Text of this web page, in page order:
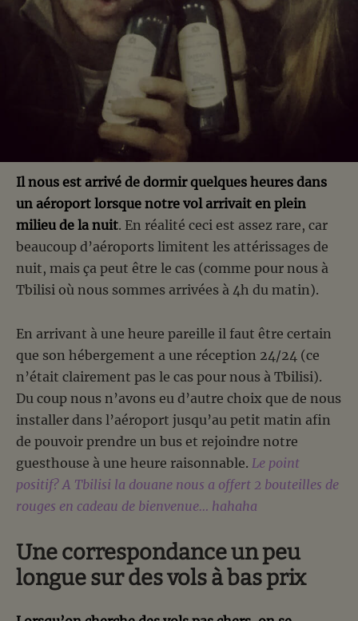
Il nous est arrivé de dormir quelques heures dans
un aéroport lorsque notre vol arrivait en plein
milieu de la nuit. En réalité ceci est assez rare, car
beaucoup d’aéroports limitent les attérissages de
nuit, mais ça peut être le cas (comme pour nous à
Tbilisi où nous sommes arrivées à 4h du matin).
En arrivant à une heure pareille il faut être certain
que son hébergement a une réception 24/24 (ce
n’était clairement pas le cas pour nous à Tbilisi).
Du coup nous n’avons eu d’autre choix que de nous
installer dans l’aéroport jusqu’au petit matin afin
de pouvoir prendre un bus et rejoindre notre
guesthouse à une heure raisonnable. Le point
positif? A Tbilisi la douane nous a offert 2 bouteilles de
rouges en cadeau de bienvenue… hahaha
Une correspondance un peu
longue sur des vols à bas prix